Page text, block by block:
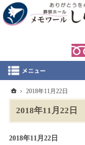
2018年11月22日
2018年11月22日
ホーム
2018年11月22日